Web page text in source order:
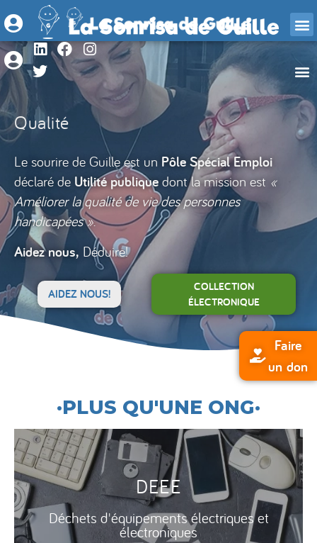
Qualité
Le sourire de Guille est un Pôle Spécial Emploi
déclaré de Utilité publique dont la mission est «
Améliorer la qualité de vie des personnes
handicapées ».
Aidez nous, Déduire!
AIDEZ NOUS!
COLLECTION
ÉLECTRONIQUE
Faire
un don
·PLUS QU'UNE ONG·
DEEE
Déchets d'équipements électriques et
électroniques